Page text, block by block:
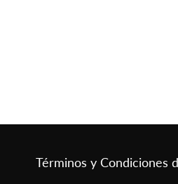
Términos y Condiciones